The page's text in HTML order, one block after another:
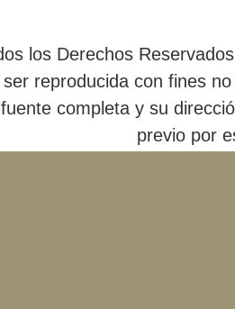
los Derechos
ser reproducida con fines
completa y su
previo por